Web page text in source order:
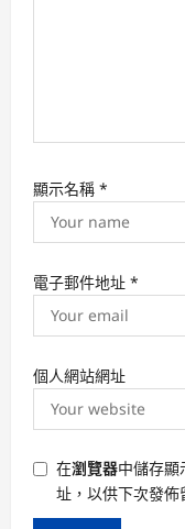
顯示名稱 *
電子郵件地址 *
個人網站網址
在瀏覽器中儲存顯
址，以供下次發佈